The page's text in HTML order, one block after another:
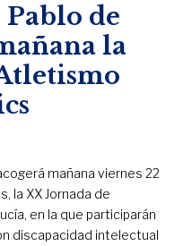
de
la
mañana viernes 22
la XX Jornada de
en la que participarán
discapacidad intelectual